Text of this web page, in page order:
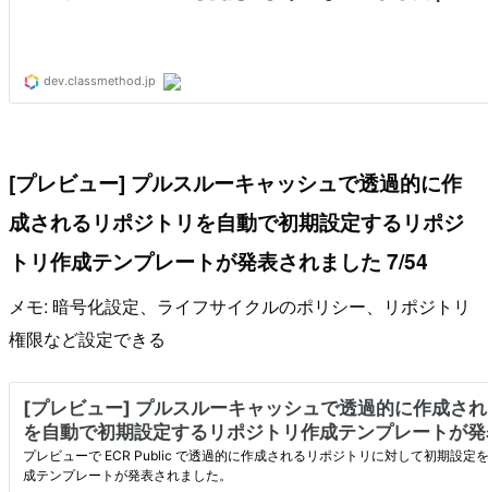
[プレビュー] プルスルーキャッシュで透過的に作
成されるリポジトリを自動で初期設定するリポジ
トリ作成テンプレートが発表されました 7/54
メモ: 暗号化設定、ライフサイクルのポリシー、リポジトリ
権限など設定できる